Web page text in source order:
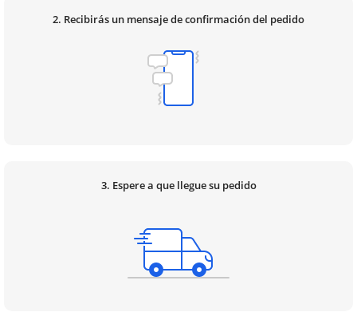
2. Recibirás un mensaje de confirmación del pedido
3. Espere a que llegue su pedido